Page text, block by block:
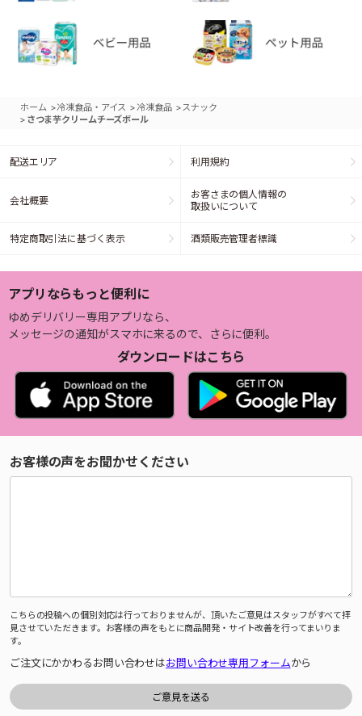
ホーム >冷凍食品・アイス > 冷凍食品 > スナック
> さつま芋クリームチーズボール
配送エリア 利用規約
会社概要
お客さまの個人情報の
取扱いについて
特定商取引法に基づく表示 酒類販売管理者標識
アプリならもっと便利に
ゆめデリバリー専用アプリなら、
メッセージの通知がスマホに来るので、さらに便利。
ダウンロードはこちら
お客様の声をお聞かせください
こちらの投稿への個別対応は行っておりませんが、頂いたご意見はスタッフがすべて拝
見させていただきます。お客様の声をもとに商品開発・サイト改善を行ってまいりま
す。
ご注文にかかわるお問い合わせはお問い合わせ専用フォームから